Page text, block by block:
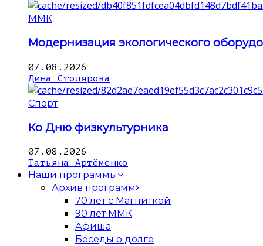
ММК
Модернизация экологического
07.08.2026
Дина Столярова
Спорт
Ко Дню физкультурника
07.08.2026
Татьяна Артёменко
Наши программы
Архив программ
70 лет с Магниткой
90 лет ММК
Афиша
Беседы о долге